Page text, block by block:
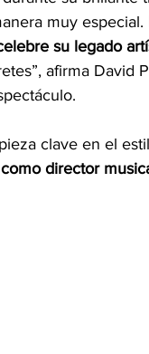
muy especial.
su legado
afirma
clave en el
director